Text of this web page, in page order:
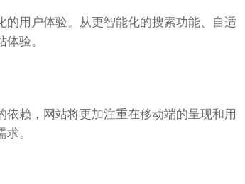
用户体验。从更智能化的搜索功能、自适
验。
赖，网站将更加注重在移动端的呈现和用
。